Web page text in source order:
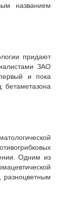
названием
придают
ЗАО
и пока
Одним из
разноцветным